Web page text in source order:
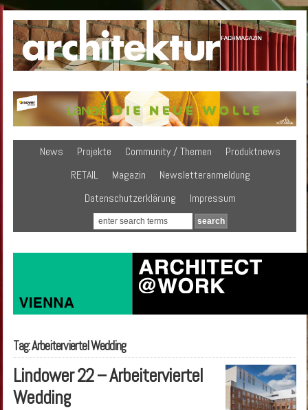
News Projekte Community / Themen
Produktnews
RETAIL
Magazin
Newsletteranmeldung
Datenschutzerklärung
Impressum
Tag: Arbeiterviertel Wedding
Lindower 22 – Arbeiterviertel
Wedding